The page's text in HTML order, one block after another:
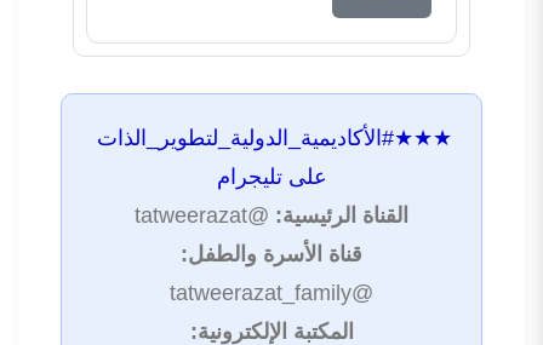
★★★#الأكاديمية_الدولية_لتطوير_الذات
على تليجرام
القناة الرئيسية: @tatweerazat
قناة الأسرة والطفل:
@tatweerazat_family
المكتبة الإلكترونية: